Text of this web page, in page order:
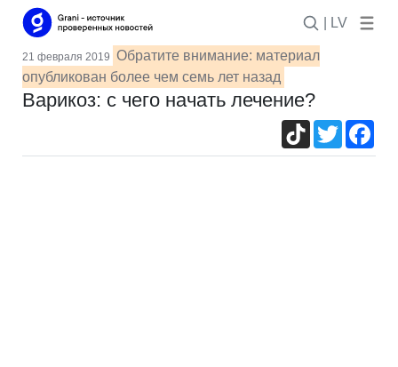
| LV
21 февраля 2019 Обратите внимание: материал
опубликован более чем семь лет назад
Варикоз: с чего начать лечение?
TikTokTwitter